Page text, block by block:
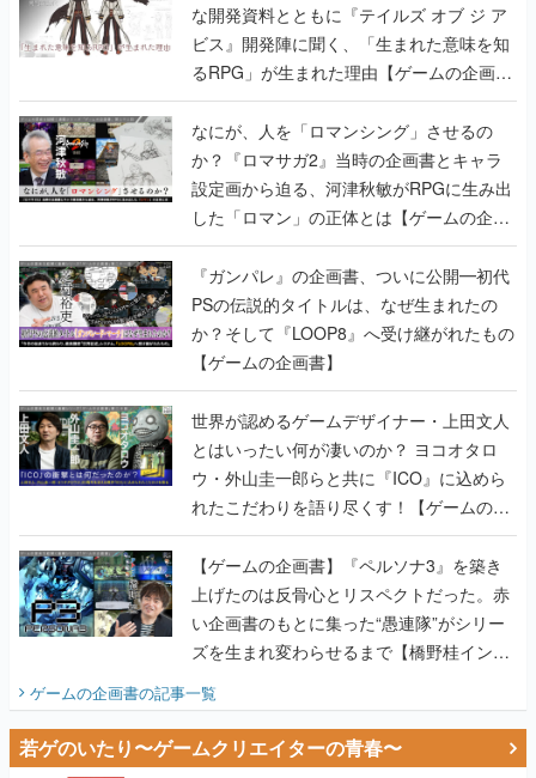
な開発資料とともに『テイルズ オブ ジ ア
ビス』開発陣に聞く、「生まれた意味を知
るRPG」が生まれた理由【ゲームの企画
書】
なにが、人を「ロマンシング」させるの
か？『ロマサガ2』当時の企画書とキャラ
設定画から迫る、河津秋敏がRPGに生み出
した「ロマン」の正体とは【ゲームの企画
書】
『ガンパレ』の企画書、ついに公開━初代
PSの伝説的タイトルは、なぜ生まれたの
か？そして『LOOP8』へ受け継がれたもの
【ゲームの企画書】
世界が認めるゲームデザイナー・上田文人
とはいったい何が凄いのか？ ヨコオタロ
ウ・外山圭一郎らと共に『ICO』に込めら
れたこだわりを語り尽くす！【ゲームの企
画書】
【ゲームの企画書】『ペルソナ3』を築き
上げたのは反骨心とリスペクトだった。赤
い企画書のもとに集った“愚連隊”がシリー
ズを生まれ変わらせるまで【橋野桂インタ
ビュー】
ゲームの企画書の記事一覧
若ゲのいたり〜ゲームクリエイターの青春〜